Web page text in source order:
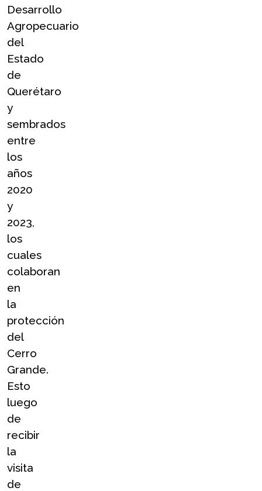
Desarrollo
Agropecuario
del
Estado
de
Querétaro
y
sembrados
entre
los
años
2020
y
2023,
los
cuales
colaboran
en
la
protección
del
Cerro
Grande.
Esto
luego
de
recibir
la
visita
de